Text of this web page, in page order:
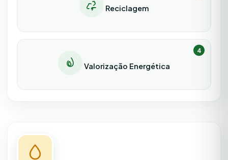
Reciclagem
4
Valorização Energética